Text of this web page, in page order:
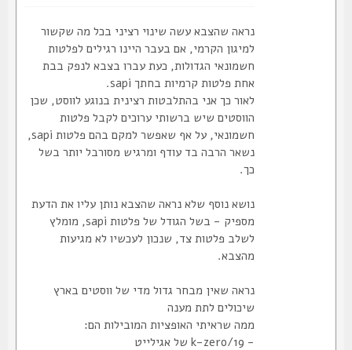
נראה שהצבא עשה שינוי רציני בכל מה שקשור
למיגון הקרמי, אם בעבר היינו רגילים לפלטות
חשמונאי הגדולות, כעת עברו בצבא לנפק בבת
אחת פלטות קרמיות בחתך sapi.
לאור כך אני בהתלבטות רצינית בנוגע לווסט, שכן
הווסטים שיש ברשותי ערוכים לקבל פלטות
חשמונאי, על אף שאפשר למקם בהם פלטות sapi,
נשאר הרבה בד עודף ומרגיש מסורבל יותר בשל
נושא נוסף שלא נראה שהצבא נותן עליו את הדעת
מספיק - בשל הגודל של פלטות sapi, מומלץ
לשלב פלטות צד, שנכון לעכשיו לא מגיעות
מהצבא.
נראה שאין מבחר גדול מדי של ווסטים בארץ
שיכולים לתת מענה
ממה שראיתי האופציות המובילות הם: